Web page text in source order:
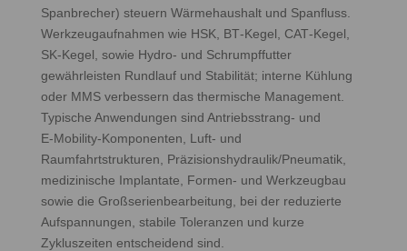
Spanbrecher) steuern Wärmehaushalt und Spanfluss.
Werkzeugaufnahmen wie HSK, BT‑Kegel, CAT‑Kegel,
SK‑Kegel, sowie Hydro‑ und Schrumpffutter
gewährleisten Rundlauf und Stabilität; interne Kühlung
oder MMS verbessern das thermische Management.
Typische Anwendungen sind Antriebsstrang‑ und
E‑Mobility‑Komponenten, Luft‑ und
Raumfahrtstrukturen, Präzisionshydraulik/Pneumatik,
medizinische Implantate, Formen‑ und Werkzeugbau
sowie die Großserienbearbeitung, bei der reduzierte
Aufspannungen, stabile Toleranzen und kurze
Zykluszeiten entscheidend sind.